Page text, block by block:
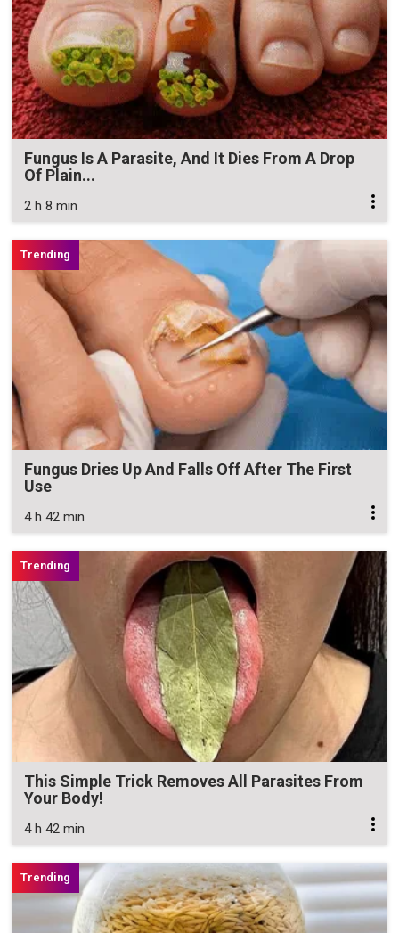
Fungus Is A Parasite, And It Dies From A Drop
Of Plain...
2 h 8 min
Fungus Dries Up And Falls Off After The First
Use
4 h 42 min
This Simple Trick Removes All Parasites From
Your Body!
4 h 42 min